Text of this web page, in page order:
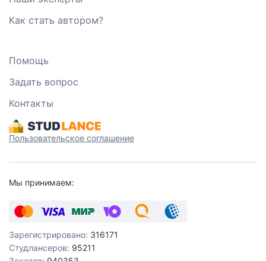
Как стать автором?
Помощь
Задать вопрос
Контакты
Пользовательское соглашение
Мы принимаем:
Зарегистрировано: 316171
Студлансеров: 95211